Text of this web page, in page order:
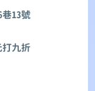
13號
九折